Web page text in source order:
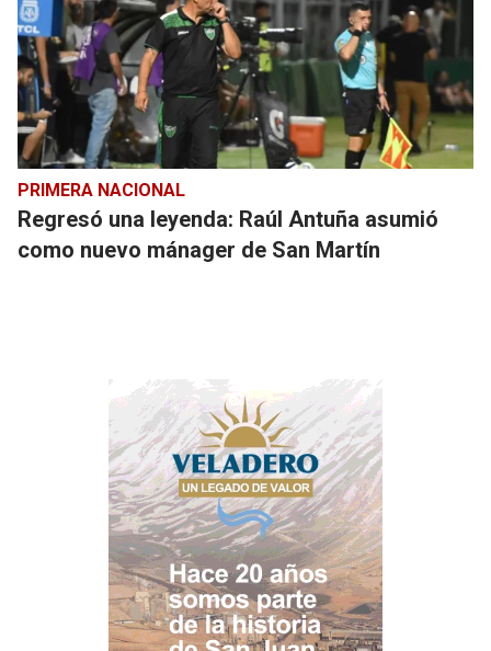
PRIMERA NACIONAL
Regresó una leyenda: Raúl Antuña asumió
como nuevo mánager de San Martín